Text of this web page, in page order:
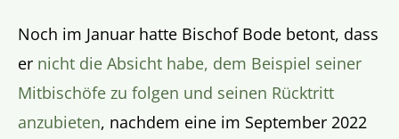
Noch im Januar hatte Bischof Bode betont, dass
er nicht die Absicht habe, dem Beispiel seiner
Mitbischöfe zu folgen und seinen Rücktritt
anzubieten, nachdem eine im September 2022